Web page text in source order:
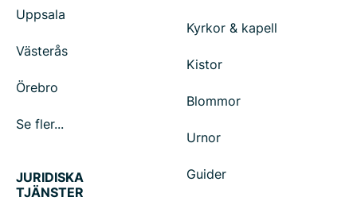
Uppsala
Västerås
Örebro
Se fler...
Kyrkor & kapell
Kistor
Blommor
Urnor
Guider
JURIDISKA
TJÄNSTER